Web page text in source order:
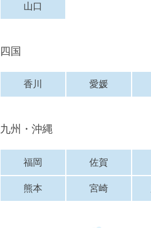
山口
四国
香川 愛媛
九州・沖縄
福岡 佐賀
熊本 宮崎